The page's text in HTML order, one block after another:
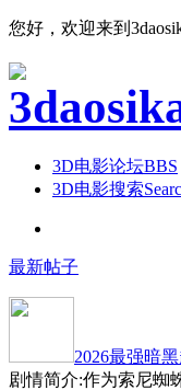
您好，欢迎来到
3D电影论坛BBS
3D电影搜索
最新帖子
2026最强暗
剧情简介:作为索尼蜘